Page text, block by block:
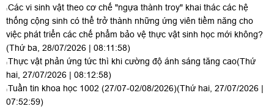
Các vi sinh vật theo cơ chế "ngựa thành troy" khai thác các hệ
thống cộng sinh có thể trở thành những ứng viên tiềm năng cho
việc phát triển các chế phẩm bảo vệ thực vật sinh học mới không?
(Thứ ba, 28/07/2026 | 08:11:58)
Thực vật phản ứng tức thì khi cường độ ánh sáng tăng cao(Thứ
hai, 27/07/2026 | 08:12:58)
Tuần tin khoa học 1002 (27/07-02/08/2026)(Thứ hai, 27/07/2026 |
07:52:59)